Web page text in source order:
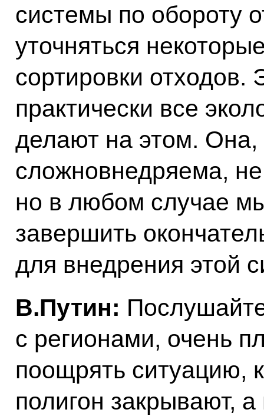
системы по обороту
уточняться
сортировки отходов.
практически все
делают на этом. Она,
сложновнедряема, не
но в любом случае
завершить
для внедрения этой
В.Путин:
с регионами, очень
поощрять ситуацию,
полигон закрывают,